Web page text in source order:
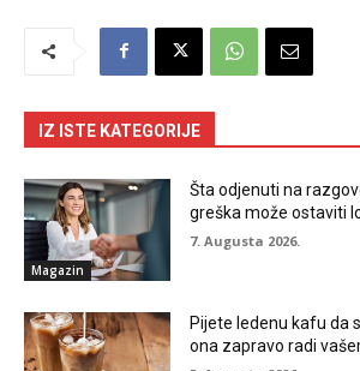
IZ ISTE KATEGORIJE
Magazin
Šta odjenuti na
greška može ostaviti
7. Augusta 2026.
Pijete ledenu kafu da
ona zapravo radi